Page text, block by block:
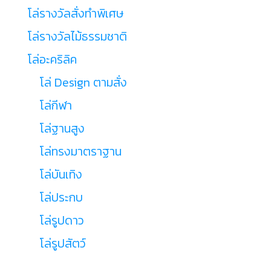
โล่รางวัลสั่งทำพิเศษ
โล่รางวัลไม้ธรรมชาติ
โล่อะคริลิค
โล่ Design ตามสั่ง
โล่กีฬา
โล่ฐานสูง
โล่ทรงมาตราฐาน
โล่บันเทิง
โล่ประกบ
โล่รูปดาว
โล่รูปสัตว์